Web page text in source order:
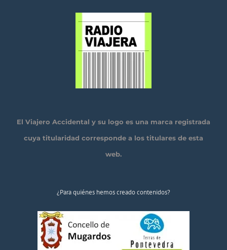
El Viajero Accidental y su logo es una marca registrada
cuya titularidad corresponde a los titulares de esta
web.
¿Para quiénes hemos creado contenidos?